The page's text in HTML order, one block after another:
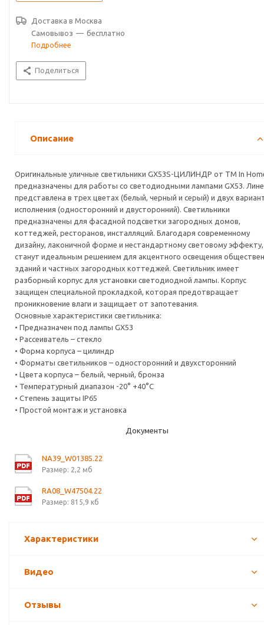
• Форма корпуса – цилиндр
• Форматы светильников – односторонний и двухсторонний
• Цвета корпуса – белый, черный, бронза
• Температурный диапазон -20° +40°C
• Степень защиты IP65
Доставка в Москва
Самовывоз — бесплатно
Подробнее
Поделиться
Описание
Оригинальные уличные светильники GX53S-ЦИЛИНДР от ТМ In
предназначены для работы со светодиодными лампами GX53.
представлена в трех цветах (белый, черный и серый) и двух
исполнения (односторонний и двусторонний). Светильники
предназначены для фасадной подсветки загородных домов,
коттеджей, ресторанов, инсталляций. Благодаря современному
дизайну, лаконичной форме и нестандартному световому
станут идеальным решением для акцентного освещения
зданий и частных загородных коттеджей. Светильник имеет
разборный корпус для установки светодиодной лампы. Корпус
защищен специальной прокладкой, которая предотвращает
проникновение влаги и защищает от запотевания.
Основные характеристики светильника:
• Предназначен под лампы GX53
• Рассеиватель – стекло
• Форма корпуса – цилиндр
• Форматы светильников – односторонний и двухсторонний
• Цвета корпуса – белый, черный, бронза
• Температурный диапазон -20° +40°C
• Степень защиты IP65
• Простой монтаж и установка
Документы
NA39_W01385.22
Размер: 2,2 мб
RA08_W47504.22
Размер: 815,9 кб
Характеристики
Видео
Отзывы